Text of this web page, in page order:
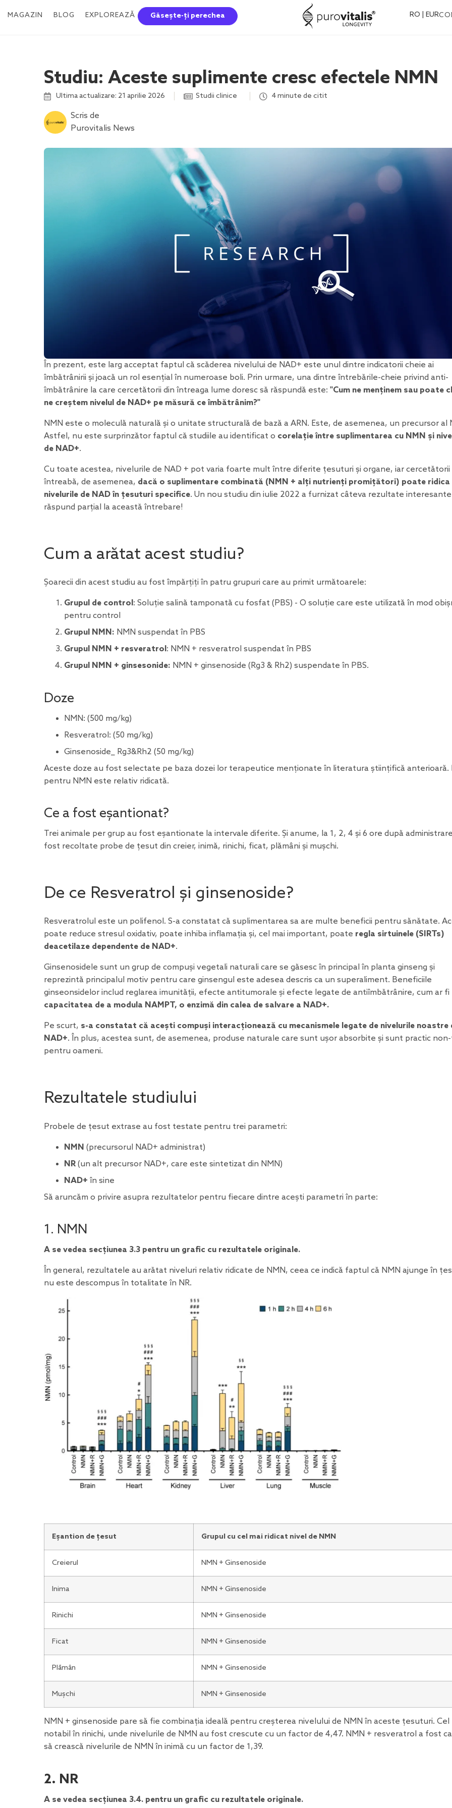
MAGAZIN BLOG EXPLOREAZĂ Găsește-ți perechea RO | EUR
Studiu: Aceste suplimente cresc efectele NMN
Ultima actualizare: 21 aprilie 2026 Studii clinice 4 minute de citit
Scris de
Purovitalis News
În prezent, este larg acceptat faptul că scăderea nivelului de NAD+ este unul dintre indicatorii cheie ai
îmbătrânirii și joacă un rol esențial în numeroase boli. Prin urmare, una dintre întrebările-cheie privind anti-
îmbătrânire la care cercetătorii din întreaga lume doresc să răspundă este: "Cum ne menținem sau poate
ne creștem nivelul de NAD+ pe măsură ce îmbătrânim?"
NMN este o moleculă naturală și o unitate structurală de bază a ARN. Este, de asemenea, un precursor al
Astfel, nu este surprinzător faptul că studiile au identificat o corelație între suplimentarea cu NMN și
de NAD+.
Cu toate acestea, nivelurile de NAD + pot varia foarte mult între diferite țesuturi și organe, iar cercetătorii
întreabă, de asemenea, dacă o suplimentare combinată (NMN + alți nutrienți promițători) poate ridica
nivelurile de NAD în țesuturi specifice. Un nou studiu din iulie 2022 a furnizat câteva rezultate
răspund parțial la această întrebare!
Cum a arătat acest studiu?
Șoarecii din acest studiu au fost împărțiți în patru grupuri care au primit următoarele:
Grupul de control: Soluție salină tamponată cu fosfat (PBS) - O soluție care este utilizată în mod
pentru control
Grupul NMN: NMN suspendat în PBS
Grupul NMN + resveratrol: NMN + resveratrol suspendat în PBS
Grupul NMN + ginsesonide: NMN + ginsenoside (Rg3 & Rh2) suspendate în PBS.
Doze
NMN: (500 mg/kg)
Resveratrol: (50 mg/kg)
Ginsenoside_ Rg3&Rh2 (50 mg/kg)
Aceste doze au fost selectate pe baza dozei lor terapeutice menționate în literatura științifică anterioară.
pentru NMN este relativ ridicată.
Ce a fost eșantionat?
Trei animale per grup au fost eșantionate la intervale diferite. Și anume, la 1, 2, 4 și 6 ore după
fost recoltate probe de țesut din creier, inimă, rinichi, ficat, plămâni și mușchi.
De ce Resveratrol și ginsenoside?
Resveratrolul este un polifenol. S-a constatat că suplimentarea sa are multe beneficii pentru sănătate.
poate reduce stresul oxidativ, poate inhiba inflamația și, cel mai important, poate regla sirtuinele (SIRTs)
deacetilaze dependente de NAD+.
Ginsenosidele sunt un grup de compuși vegetali naturali care se găsesc în principal în planta ginseng și
reprezintă principalul motiv pentru care ginsengul este adesea descris ca un superaliment. Beneficiile
ginseonsidelor includ reglarea imunității, efecte antitumorale și efecte legate de antiîmbătrânire, cum ar fi
capacitatea de a modula NAMPT, o enzimă din calea de salvare a NAD+.
Pe scurt, s-a constatat că acești compuși interacționează cu mecanismele legate de nivelurile noastre
NAD+. În plus, acestea sunt, de asemenea, produse naturale care sunt ușor absorbite și sunt practic
pentru oameni.
Rezultatele studiului
Probele de țesut extrase au fost testate pentru trei parametri:
NMN (precursorul NAD+ administrat)
NR (un alt precursor NAD+, care este sintetizat din NMN)
NAD+ în sine
Să aruncăm o privire asupra rezultatelor pentru fiecare dintre acești parametri în parte:
1. NMN
A se vedea secțiunea 3.3 pentru un grafic cu rezultatele originale.
În general, rezultatele au arătat niveluri relativ ridicate de NMN, ceea ce indică faptul că NMN ajunge în
nu este descompus în totalitate în NR.
Eșantion de țesut Grupul cu cel mai ridicat nivel de NMN
Creierul NMN + Ginsenoside
Inima NMN + Ginsenoside
Rinichi NMN + Ginsenoside
Ficat NMN + Ginsenoside
Plămân NMN + Ginsenoside
Mușchi NMN + Ginsenoside
NMN + ginsenoside pare să fie combinația ideală pentru creșterea nivelului de NMN în aceste țesuturi. Cel
notabil în rinichi, unde nivelurile de NMN au fost crescute cu un factor de 4,47. NMN + resveratrol a fost
să crească nivelurile de NMN în inimă cu un factor de 1,39.
2. NR
A se vedea secțiunea 3.4. pentru un grafic cu rezultatele originale.